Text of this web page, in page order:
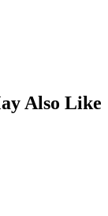
Also Like